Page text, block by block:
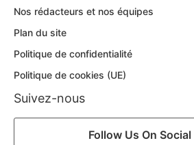
Nos rédacteurs et nos équipes
Plan du site
Politique de confidentialité
Politique de cookies (UE)
Suivez-nous
Follow Us On